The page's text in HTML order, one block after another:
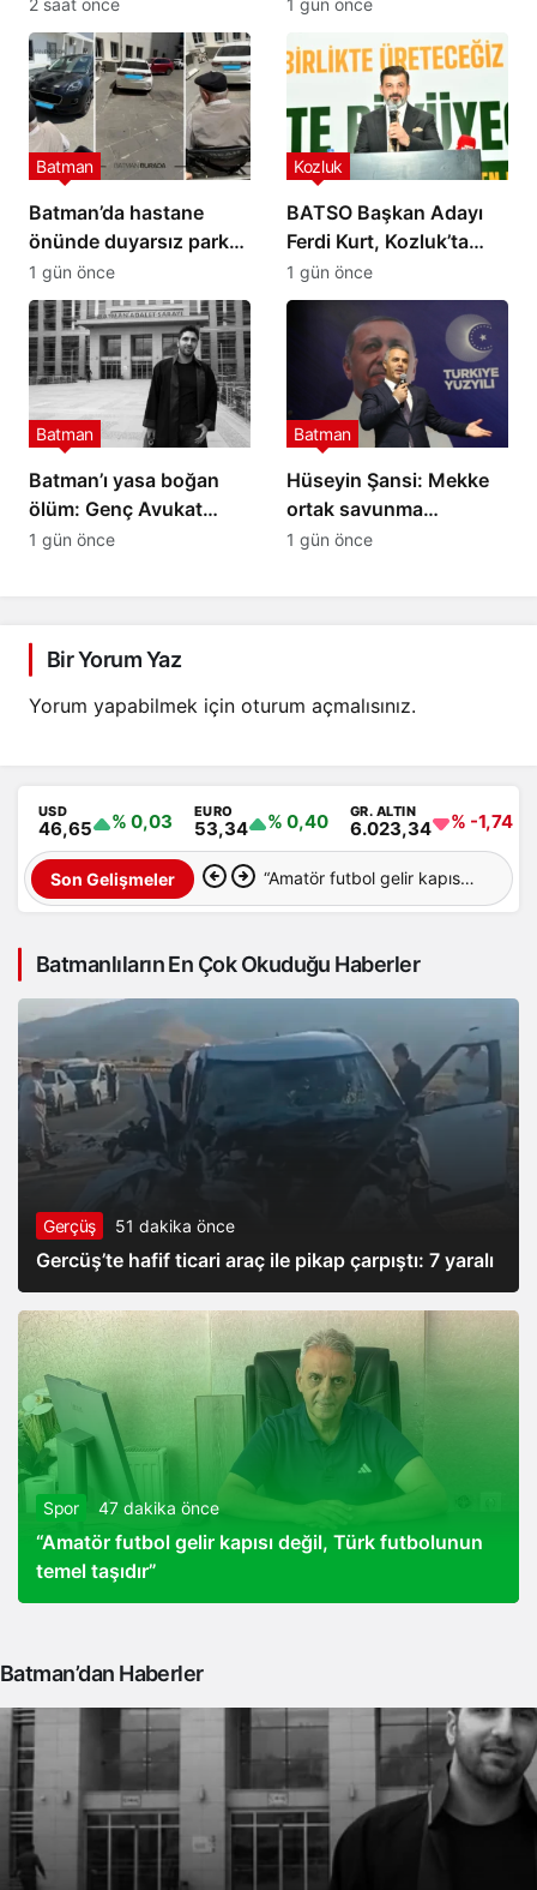
Batman’da hastane
önünde duyarsız park
tepki çekti
Batman
1 gün önce
BATSO Başkan Adayı
Ferdi Kurt, Kozluk’ta
projelerini anlattı
Kozluk
1 gün önce
Batman’ı yasa boğan
ölüm: Genç Avukat
Emrah Yeni hayatını
Batman
1 gün önce
Hüseyin Şansi: Mekke
ortak savunma
anlaşması tarihî bir adım
Batman
1 gün önce
Bir Yorum Yaz
Yorum yapabilmek için oturum açmalısınız.
USD
46,65 % 0,03 EURO
53,34 % 0,40 GR. ALTIN
6.023,34 % -1,74
Son Gelişmeler “Amatör futbol gelir kapısı
temel taşıdır”
Batmanlıların En Çok Okuduğu Haberler
Gerçüş 51 dakika önce
Gercüş’te hafif ticari araç ile pikap çarpıştı: 7 yaralı
Spor 47 dakika önce
“Amatör futbol gelir kapısı değil, Türk futbolunun
temel taşıdır”
Batman’dan Haberler